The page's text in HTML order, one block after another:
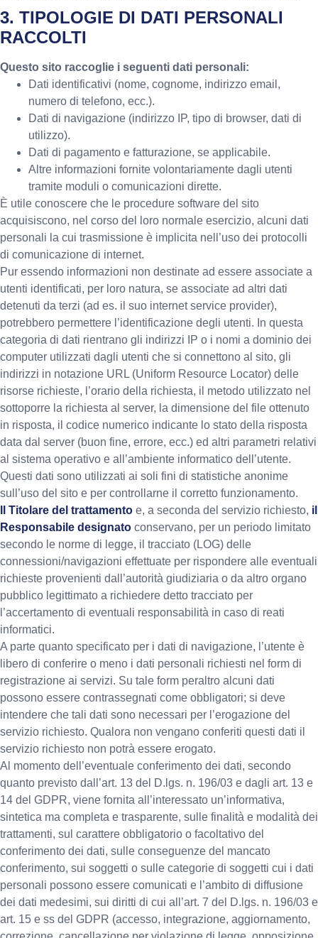
3. TIPOLOGIE DI DATI PERSONALI
RACCOLTI
Questo sito raccoglie i seguenti dati personali:
Dati identificativi (nome, cognome, indirizzo email,
numero di telefono, ecc.).
Dati di navigazione (indirizzo IP, tipo di browser, dati di
utilizzo).
Dati di pagamento e fatturazione, se applicabile.
Altre informazioni fornite volontariamente dagli utenti
tramite moduli o comunicazioni dirette.
È utile conoscere che le procedure software del sito
acquisiscono, nel corso del loro normale esercizio, alcuni dati
personali la cui trasmissione è implicita nell’uso dei protocolli
di comunicazione di internet.
Pur essendo informazioni non destinate ad essere associate a
utenti identificati, per loro natura, se associate ad altri dati
detenuti da terzi (ad es. il suo internet service provider),
potrebbero permettere l’identificazione degli utenti. In questa
categoria di dati rientrano gli indirizzi IP o i nomi a dominio dei
computer utilizzati dagli utenti che si connettono al sito, gli
indirizzi in notazione URL (Uniform Resource Locator) delle
risorse richieste, l’orario della richiesta, il metodo utilizzato nel
sottoporre la richiesta al server, la dimensione del file ottenuto
in risposta, il codice numerico indicante lo stato della risposta
data dal server (buon fine, errore, ecc.) ed altri parametri relativi
al sistema operativo e all’ambiente informatico dell’utente.
Questi dati sono utilizzati ai soli fini di statistiche anonime
sull’uso del sito e per controllarne il corretto funzionamento.
Il Titolare del trattamento e, a seconda del servizio richiesto, il
Responsabile designato conservano, per un periodo limitato
secondo le norme di legge, il tracciato (LOG) delle
connessioni/navigazioni effettuate per rispondere alle eventuali
richieste provenienti dall’autorità giudiziaria o da altro organo
pubblico legittimato a richiedere detto tracciato per
l’accertamento di eventuali responsabilità in caso di reati
informatici.
A parte quanto specificato per i dati di navigazione, l’utente è
libero di conferire o meno i dati personali richiesti nel form di
registrazione ai servizi. Su tale form peraltro alcuni dati
possono essere contrassegnati come obbligatori; si deve
intendere che tali dati sono necessari per l’erogazione del
servizio richiesto. Qualora non vengano conferiti questi dati il
servizio richiesto non potrà essere erogato.
Al momento dell’eventuale conferimento dei dati, secondo
quanto previsto dall’art. 13 del D.lgs. n. 196/03 e dagli art. 13 e
14 del GDPR, viene fornita all’interessato un’informativa,
sintetica ma completa e trasparente, sulle finalità e modalità dei
trattamenti, sul carattere obbligatorio o facoltativo del
conferimento dei dati, sulle conseguenze del mancato
conferimento, sui soggetti o sulle categorie di soggetti cui i dati
personali possono essere comunicati e l’ambito di diffusione
dei dati medesimi, sui diritti di cui all’art. 7 del D.lgs. n. 196/03 e
art. 15 e ss del GDPR (accesso, integrazione, aggiornamento,